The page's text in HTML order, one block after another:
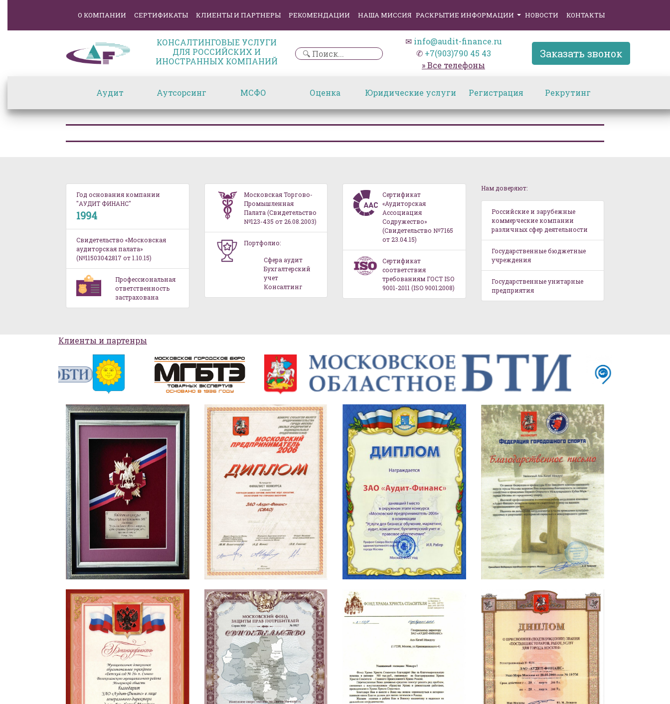
О КОМПАНИИ СЕРТИФИКАТЫ КЛИЕНТЫ И ПАРТНЕРЫ РЕКОМЕНДАЦИИ НАША МИССИЯ РАСКРЫТИЕ ИНФОРМАЦИИ НОВОСТИ КОНТАКТЫ
КОНСАЛТИНГОВЫЕ УСЛУГИ
ДЛЯ РОССИЙСКИХ И
ИНОСТРАННЫХ КОМПАНИЙ
✉ info@audit-finance.ru
✆ +7(903)790 45 43
» Все телефоны
Заказать звонок
Аудит Аутсорсинг МСФО Оценка Юридические услуги Регистрация Рекрутинг
Год основания компании
"АУДИТ ФИНАНС"
1994
Свидетельство «Московская
аудиторская палата»
(№11503042817 от 1.10.15)
Профессиональная
ответственность
застрахована
Московская Торгово-
Промышленная
Палата (Свидетельство
№123-435 от 26.08.2003)
Портфолио:
Сфера аудит
Бухгалтерский
учет
Консалтинг
Сертификат
«Аудиторская
Ассоциация
Содружество»
(Свидетельство №7165
от 23.04.15)
Сертификат
соответствия
требованиям ГОСТ ISO
9001-2011 (ISO 9001:2008)
Нам доверяют:
Российские и зарубежные
коммерческие компании
различных сфер деятельности
Государственные бюджетные
учреждения
Государственные унитарные
предприятия
Клиенты и партенры